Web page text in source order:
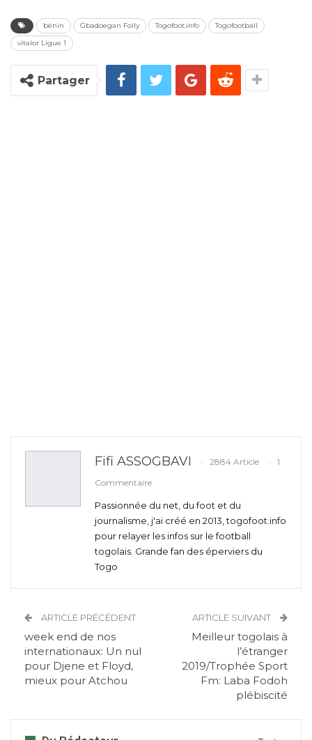
bénin Gbadoegan Folly Togofoot.info
Togofootball
vitalor Ligue 1
Partager
Fifi ASSOGBAVI 2884 Article
1
Commentaire
Passionnée du net, du foot et du
journalisme, j'ai créé en 2013, togofoot.info
pour relayer les infos sur le football
togolais. Grande fan des éperviers du
Togo
ARTICLE PRÉCÉDENT
week end de nos
internationaux: Un nul
pour Djene et Floyd,
mieux pour Atchou
ARTICLE SUIVANT
Meilleur togolais à
l’étranger
2019/Trophée Sport
Fm: Laba Fodoh
plébiscité